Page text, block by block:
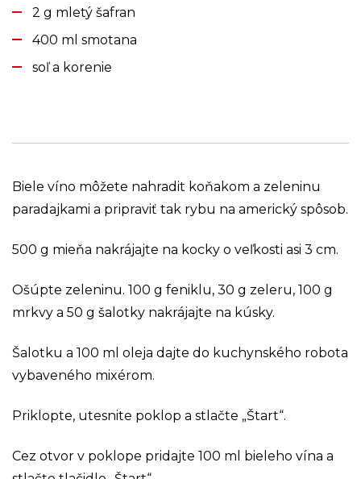
2 g mletý šafran
400 ml smotana
soľ a korenie
Biele víno môžete nahradit koňakom a zeleninu
paradajkami a pripraviť tak rybu na americký spôsob.
500 g mieňa nakrájajte na kocky o veľkosti asi 3 cm.
Ošúpte zeleninu. 100 g feniklu, 30 g zeleru, 100 g
mrkvy a 50 g šalotky nakrájajte na kúsky.
Šalotku a 100 ml oleja dajte do kuchynského robota
vybaveného mixérom.
Priklopte, utesnite poklop a stlačte „Štart“.
Cez otvor v poklope pridajte 100 ml bieleho vína a